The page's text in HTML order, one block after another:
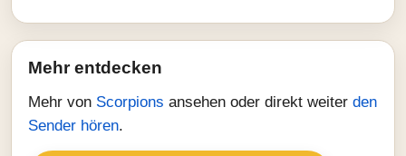
Mehr entdecken
Mehr von Scorpions ansehen oder direkt weiter den
Sender hören.